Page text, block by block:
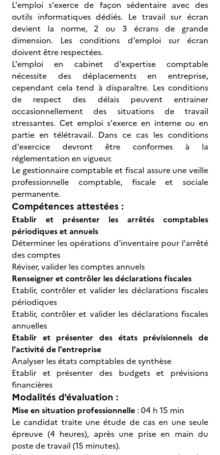
L'emploi s'exerce de façon sédentaire avec des
outils informatiques dédiés. Le travail sur écran
devient la norme, 2 ou 3 écrans de grande
dimension. Les conditions d'emploi sur écran
doivent être respectées.
L'emploi en cabinet d'expertise comptable
nécessite des déplacements en entreprise,
cependant cela tend à disparaître. Les conditions
de respect des délais peuvent entrainer
occasionnellement des situations de travail
stressantes. Cet emploi s'exerce en interne ou en
partie en télétravail. Dans ce cas les conditions
d'exercice devront être conformes à la
réglementation en vigueur.
Le gestionnaire comptable et fiscal assure une veille
professionnelle comptable, fiscale et sociale
permanente.
Compétences attestées :
Etablir et présenter les arrêtés comptables
périodiques et annuels
Déterminer les opérations d'inventaire pour l'arrêté
des comptes
Réviser, valider les comptes annuels
Renseigner et contrôler les déclarations fiscales
Etablir, contrôler et valider les déclarations fiscales
périodiques
Etablir, contrôler et valider les déclarations fiscales
annuelles
Etablir et présenter des états prévisionnels de
l'activité de l'entreprise
Analyser les états comptables de synthèse
Etablir et présenter des budgets et prévisions
financières
Modalités d'évaluation :
Mise en situation professionnelle : 04 h 15 min
Le candidat traite une étude de cas en une seule
épreuve (4 heures), après une prise en main du
poste de travail (15 minutes).